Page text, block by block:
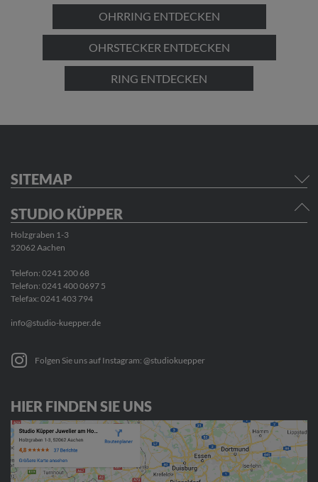
OHRRING ENTDECKEN
OHRSTECKER ENTDECKEN
RING ENTDECKEN
SITEMAP
STUDIO KÜPPER
Holzgraben 1-3
52062 Aachen
Telefon: 0241 200 68
Telefon: 0241 400 0697 5
Telefax: 0241 403 794
info@studio-kuepper.de
Folgen Sie uns auf Instagram: @studiokuepper
HIER FINDEN SIE UNS